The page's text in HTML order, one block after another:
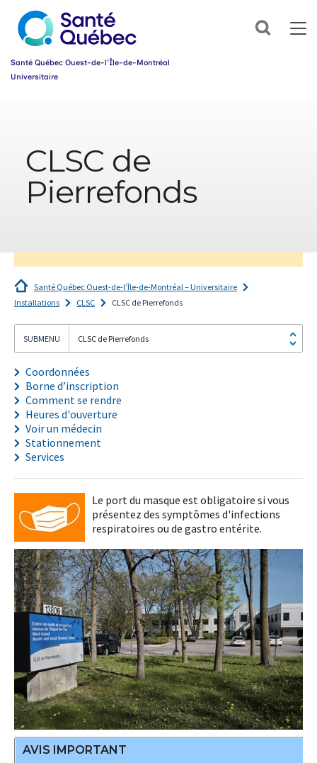
Search
Santé Québec Ouest-de-l’Île-de-Montréal
Universitaire
webCLSC de
Pierrefonds
Santé Québec Ouest-de-l’Île-de-Montréal – Universitaire
Installations
CLSC CLSC de Pierrefonds
CLSC de Pierrefonds
Coordonnées
Borne d’inscription
Comment se rendre
Heures d'ouverture
Voir un médecin
Stationnement
Services
Le port du masque est obligatoire si vous
présentez des symptômes d'infections
respiratoires ou de gastro entérite.
AVIS IMPORTANT